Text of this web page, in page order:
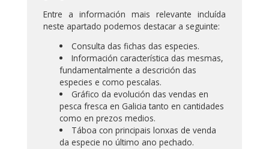
Entre a información mais relevante incluída
neste apartado podemos destacar a seguinte:
Consulta das fichas das especies.
Información característica das mesmas,
fundamentalmente a descrición das
especies e como pescalas.
Gráfico da evolución das vendas en
pesca fresca en Galicia tanto en cantidades
como en prezos medios.
Táboa con principais lonxas de venda
da especie no último ano pechado.